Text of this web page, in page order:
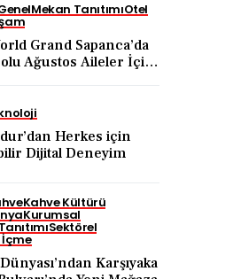
Mekan TanıtımıOtel
Grand Sapanca’da
Ağustos Aileler İçin
Herkes için
Dijital Deneyim
Kahve Kültürü
Kurumsal
Sektörel
İçme
Karşıyaka